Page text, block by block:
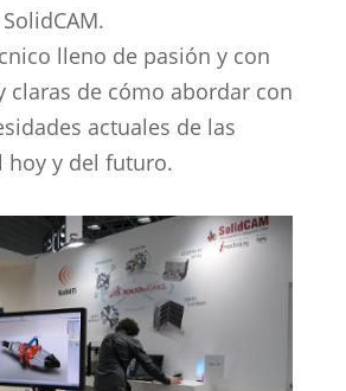
lleno de pasión y con
claras de cómo abordar con
actuales de las
hoy y del futuro.